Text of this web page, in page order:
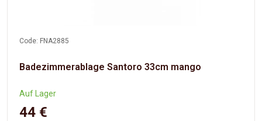
Code: FNA2885
Badezimmerablage Santoro 33cm mango
Auf Lager
44 €